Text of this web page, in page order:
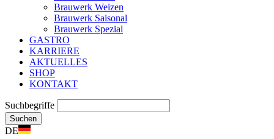
Brauwerk Weizen
Brauwerk Saisonal
Brauwerk Spezial
GASTRO
KARRIERE
AKTUELLES
SHOP
KONTAKT
Suchbegriffe
Suchen
DE